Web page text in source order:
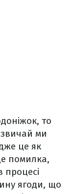
то
ми
це як
помилка,
процесі
ягоди, що